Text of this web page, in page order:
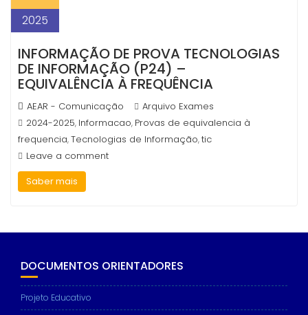
2025
INFORMAÇÃO DE PROVA TECNOLOGIAS
DE INFORMAÇÃO (P24) –
EQUIVALÊNCIA À FREQUÊNCIA
AEAR - Comunicação
Arquivo Exames
2024-2025, Informacao, Provas de equivalencia à
frequencia,Tecnologias de Informação,tic
Leave a comment
Saber mais
DOCUMENTOS ORIENTADORES
Projeto Educativo